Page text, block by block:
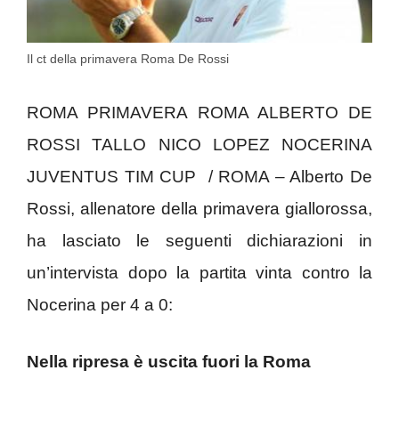
Il ct della primavera Roma De Rossi
ROMA PRIMAVERA ROMA ALBERTO DE
ROSSI TALLO NICO LOPEZ NOCERINA
JUVENTUS TIM CUP / ROMA – Alberto De
Rossi, allenatore della primavera giallorossa,
ha lasciato le seguenti dichiarazioni in
un’intervista dopo la partita vinta contro la
Nocerina per 4 a 0:
Nella ripresa è uscita fuori la Roma